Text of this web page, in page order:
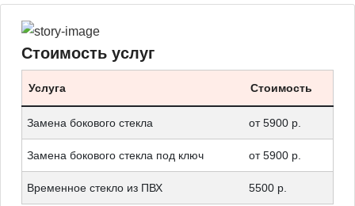
Стоимость услуг
Услуга Стоимость
Замена бокового стекла от 5900 р.
Замена бокового стекла под ключ от 5900 р.
Временное стекло из ПВХ 5500 р.